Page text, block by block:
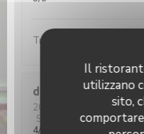
Il
utilizzano
sito,
Très bon accueil et on y
didier
2026-08-02
- 13:00 -
Servizio
5/5 Atmosfera:
4/5